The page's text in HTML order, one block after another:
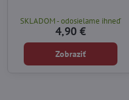
SKLADOM - odosielame ihneď
4,90 €
Zobraziť